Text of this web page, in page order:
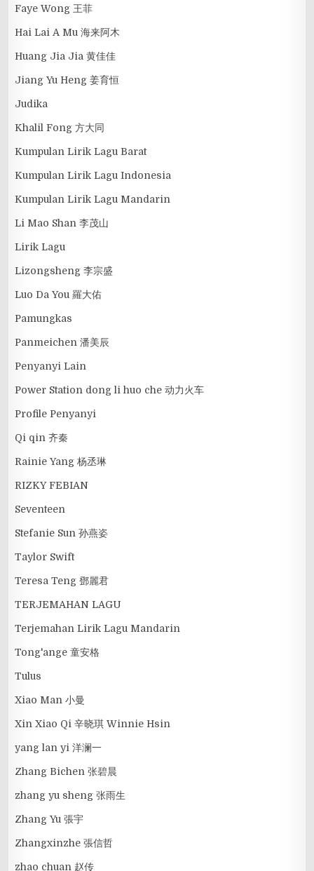
Faye Wong 王菲
Hai Lai A Mu 海来阿木
Huang Jia Jia 黄佳佳
Jiang Yu Heng 姜育恒
Judika
Khalil Fong 方大同
Kumpulan Lirik Lagu Barat
Kumpulan Lirik Lagu Indonesia
Kumpulan Lirik Lagu Mandarin
Li Mao Shan 李茂山
Lirik Lagu
Lizongsheng 李宗盛
Luo Da You 羅大佑
Pamungkas
Panmeichen 潘美辰
Penyanyi Lain
Power Station dong li huo che 动力火车
Profile Penyanyi
Qi qin 齐秦
Rainie Yang 杨丞琳
RIZKY FEBIAN
Seventeen
Stefanie Sun 孙燕姿
Taylor Swift
Teresa Teng 鄧麗君
TERJEMAHAN LAGU
Terjemahan Lirik Lagu Mandarin
Tong'ange 童安格
Tulus
Xiao Man 小曼
Xin Xiao Qi 辛晓琪 Winnie Hsin
yang lan yi 洋澜一
Zhang Bichen 张碧晨
zhang yu sheng 张雨生
Zhang Yu 張宇
Zhangxinzhe 張信哲
zhao chuan 赵传